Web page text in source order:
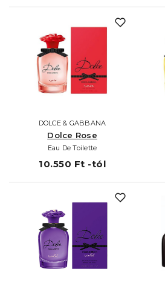
DOLCE & GABBANA
Dolce Rose
Eau De Toilette
10.550 Ft -tól